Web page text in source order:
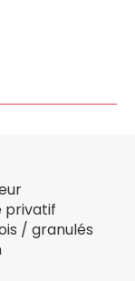
privatif
/ granulés